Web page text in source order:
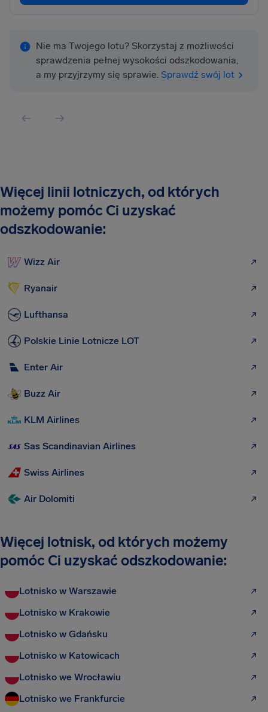
Nie ma Twojego lotu? Skorzystaj z możliwości
sprawdzenia pełnej wysokości odszkodowania,
a my przyjrzymy się sprawie. Sprawdź swój lot
Więcej linii lotniczych, od których
możemy pomóc Ci uzyskać
odszkodowanie:
Wizz Air
Ryanair
Lufthansa
Polskie Linie Lotnicze LOT
Enter Air
Buzz Air
KLM Airlines
Sas Scandinavian Airlines
Swiss Airlines
Air Dolomiti
Więcej lotnisk, od których możemy
pomóc Ci uzyskać odszkodowanie:
Lotnisko w Warszawie
Lotnisko w Krakowie
Lotnisko w Gdańsku
Lotnisko w Katowicach
Lotnisko we Wrocławiu
Lotnisko we Frankfurcie